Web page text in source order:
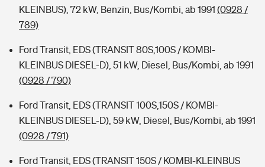
KLEINBUS), 72 kW, Benzin, Bus/Kombi, ab 1991 (0928 /
789)
Ford Transit, EDS (TRANSIT 80S,100S / KOMBI-
KLEINBUS DIESEL-D), 51 kW, Diesel, Bus/Kombi, ab 1991
(0928 / 790)
Ford Transit, EDS (TRANSIT 100S,150S / KOMBI-
KLEINBUS DIESEL-D), 59 kW, Diesel, Bus/Kombi, ab 1991
(0928 / 791)
Ford Transit, EDS (TRANSIT 150S / KOMBI-KLEINBUS